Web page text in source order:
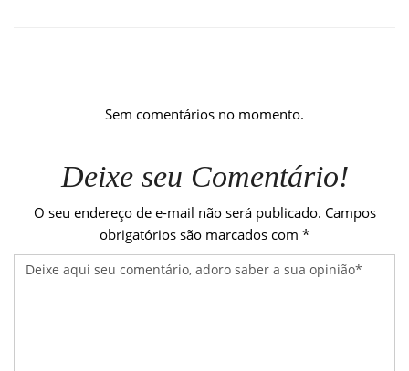
Sem comentários no momento.
Deixe seu Comentário!
O seu endereço de e-mail não será publicado. Campos
obrigatórios são marcados com *